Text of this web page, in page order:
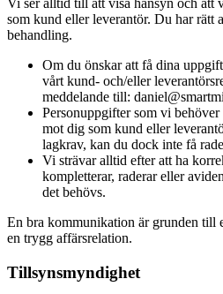
Vi ser alltid till att visa hänsyn och att
som kund eller leverantör. Du har rätt
behandling.
Om du önskar att få dina
vårt kund- och/eller
meddelande till:
Personuppgifter som vi
mot dig som kund eller
lagkrav, kan du dock inte få
Vi strävar alltid efter att ha
kompletterar, raderar eller
det behövs.
En bra kommunikation är grunden till
en trygg affärsrelation.
Tillsynsmyndighet